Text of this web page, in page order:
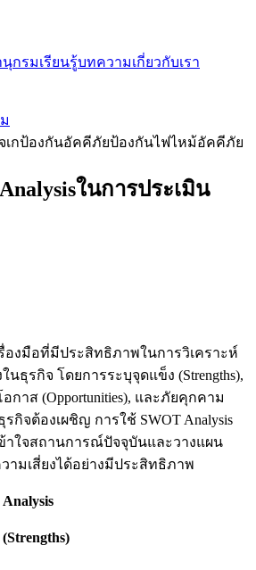
กรมเรียนรู้บทความเกี่ยวกับเรา
กป้องกันอัคคีภัยป้องกันไฟไหม้อัคคีภัย
ในการประเมิน
รื่องมือที่มีประสิทธิภาพในการวิเคราะห์
นธุรกิจ โดยการระบุจุดแข็ง (Strengths),
อกาส (Opportunities), และภัยคุกคาม
กิจต้องเผชิญ การใช้ SWOT Analysis
าใจสถานการณ์ปัจจุบันและวางแผน
ามเสี่ยงได้อย่างมีประสิทธิภาพ